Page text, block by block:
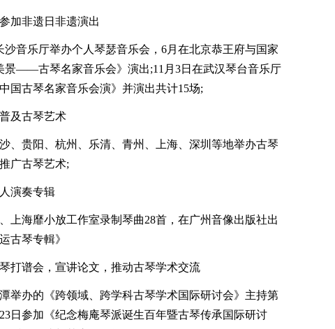
非遗日非遗演出
乐厅举办个人琴瑟音乐会，6月在北京恭王府与国家
景——古琴名家音乐会》演出;11月3日在武汉琴台音乐厅
古琴名家音乐会演》并演出共计15场;
及古琴艺术
贵阳、杭州、乐清、青州、上海、深圳等地举办古琴
广古琴艺术;
演奏专辑
海靡小放工作室录制琴曲28首，在广州音像出版社出
古琴专輯》
谱会，宣讲论文，推动古琴学术交流
办的《跨领域、跨学科古琴学术国际研讨会》主持第
日参加《纪念梅庵琴派诞生百年暨古琴传承国际研讨